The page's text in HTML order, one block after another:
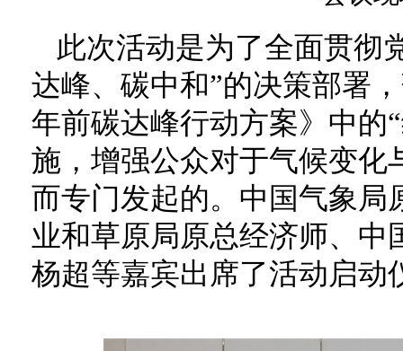
此次活动是为了全面贯彻
达峰、碳中和”的决策部署
年前碳达峰行动方案》中的
施，增强公众对于气候变化
而专门发起的。中国气象局
业和草原局原总经济师、中
杨超等嘉宾出席了活动启动